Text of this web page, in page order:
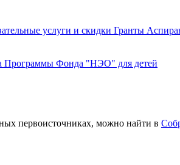
услуги и скидки Гранты
Программы Фонда "НЭО" для детей
первоисточниках, можно найти в